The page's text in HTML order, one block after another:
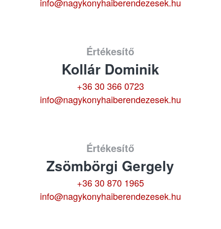
Értékesítő
Kollár Dominik
+36 30 366 0723
info@nagykonyhaiberendezesek.hu
Értékesítő
Zsömbörgi Gergely
+36 30 870 1965
info@nagykonyhaiberendezesek.hu